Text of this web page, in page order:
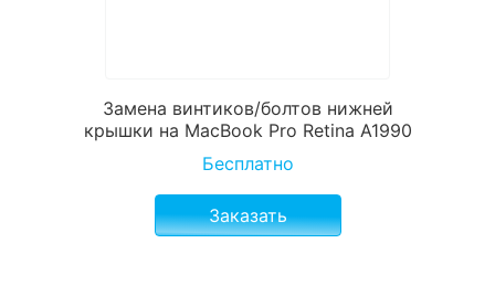
Замена винтиков/болтов нижней
крышки на MacBook Pro Retina A1990
Бесплатно
Заказать